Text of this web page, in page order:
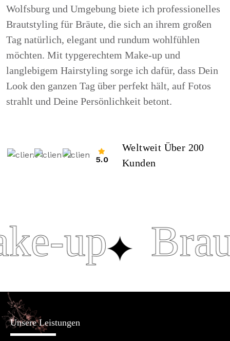
Wolfsburg und Umgebung biete ich professionelles
Brautstyling für Bräute, die sich an ihrem großen
Tag natürlich, elegant und rundum wohlfühlen
möchten. Mit typgerechtem Make-up und
langlebigem Hairstyling sorge ich dafür, dass Dein
Look den ganzen Tag über perfekt hält, auf Fotos
strahlt und Deine Persönlichkeit betont.
5.0
Weltweit Über 200
Kunden
up
Unsere Leistungen